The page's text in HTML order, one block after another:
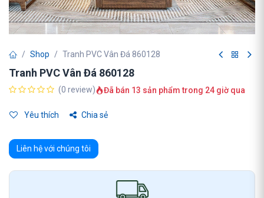
Shop Tranh PVC Vân Đá 860128
Tranh PVC Vân Đá 860128
(0 review) Đã bán 13 sản phẩm trong 24 giờ qua
Yêu thích Chia sẻ
Liên hệ với chúng tôi